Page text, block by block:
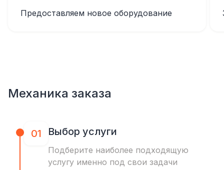
Предоставляем новое оборудование
Механика заказа
01 Выбор услуги
Подберите наиболее подходящую
услугу именно под свои задачи